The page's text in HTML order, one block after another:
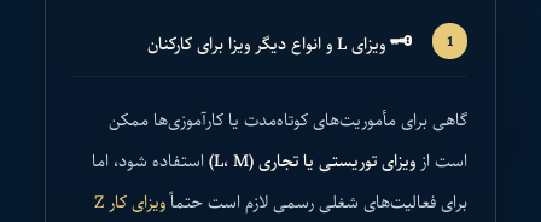
🗝️ ویزای L و انواع دیگر ویزا برای کارکنان
گاهی برای مأموریت‌های کوتاه‌مدت یا کارآموزی‌ها ممکن
است از ویزای توریستی یا تجاری (L، M)
استفاده شود، اما
برای فعالیت‌های شغلی رسمی لازم است حتماًویزای کار Z